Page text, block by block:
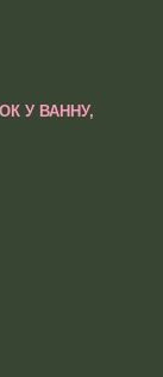
У ВАННУ,